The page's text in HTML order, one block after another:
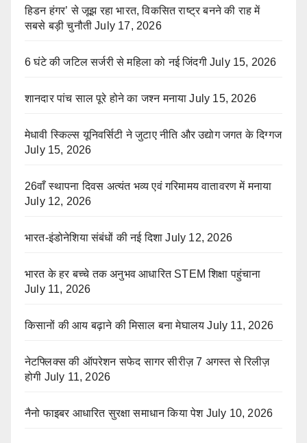
हिडन हंगर’ से जूझ रहा भारत, विकसित राष्ट्र बनने की राह में
सबसे बड़ी चुनौती July 17, 2026
6 घंटे की जटिल सर्जरी से महिला को नई जिंदगी July 15, 2026
शानदार पांच साल पूरे होने का जश्न मनाया July 15, 2026
मेधावी स्किल्स यूनिवर्सिटी ने जुटाए नीति और उद्योग जगत के दिग्गज
July 15, 2026
26वाँ स्थापना दिवस अत्यंत भव्य एवं गरिमामय वातावरण में मनाया
July 12, 2026
भारत-इंडोनेशिया संबंधों की नई दिशा July 12, 2026
भारत के हर बच्चे तक अनुभव आधारित STEM शिक्षा पहुंचाना
July 11, 2026
किसानों की आय बढ़ाने की मिसाल बना मेघालय July 11, 2026
नेटफ्लिक्स की ऑपरेशन सफेद सागर सीरीज़ 7 अगस्त से रिलीज़
होगी July 11, 2026
नैनो फाइबर आधारित सुरक्षा समाधान किया पेश July 10, 2026